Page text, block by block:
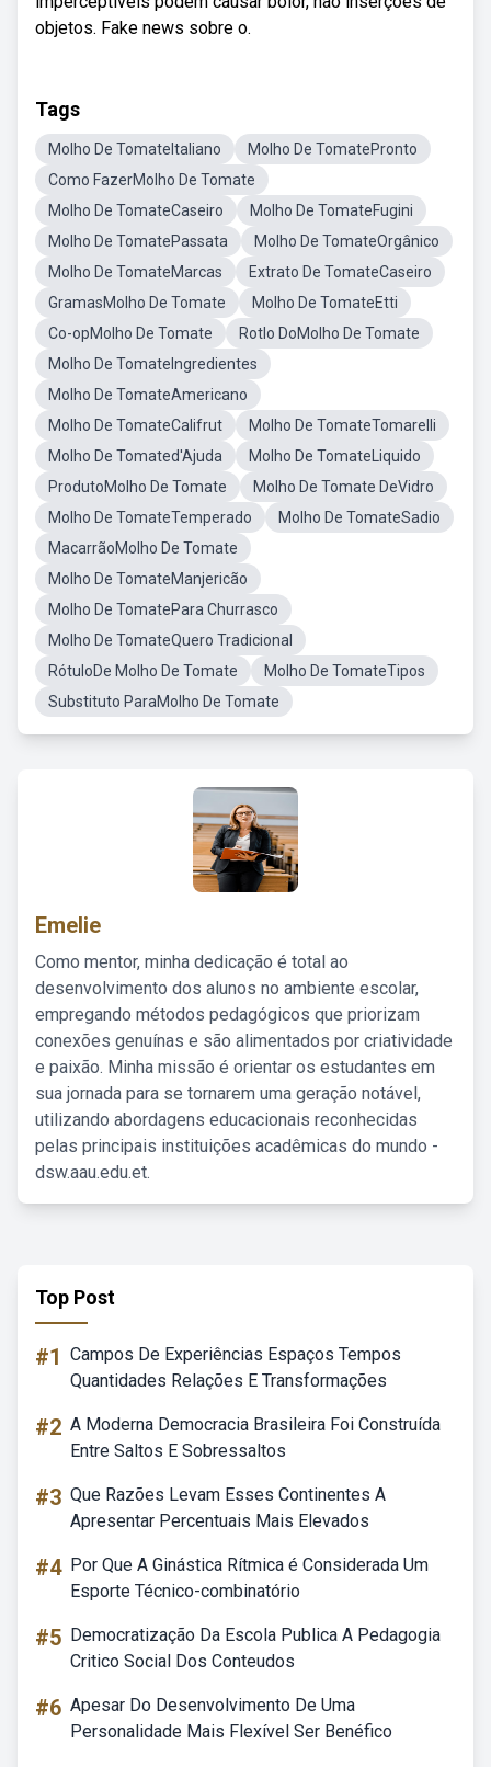
objetos. Fake news sobre o.
Tags
Molho De TomateItaliano
Molho De TomatePronto
Como FazerMolho De Tomate
Molho De TomateCaseiro
Molho De TomateFugini
Molho De TomatePassata
Molho De TomateOrgânico
Molho De TomateMarcas
Extrato De TomateCaseiro
GramasMolho De Tomate
Molho De TomateEtti
Co-opMolho De Tomate
Rotlo DoMolho De Tomate
Molho De TomateIngredientes
Molho De TomateAmericano
Molho De TomateCalifrut
Molho De TomateTomarelli
Molho De Tomated'Ajuda
Molho De TomateLiquido
ProdutoMolho De Tomate
Molho De Tomate DeVidro
Molho De TomateTemperado
Molho De TomateSadio
MacarrãoMolho De Tomate
Molho De TomateManjericão
Molho De TomatePara Churrasco
Molho De TomateQuero Tradicional
RótuloDe Molho De Tomate
Molho De TomateTipos
Substituto ParaMolho De Tomate
Emelie
Como mentor, minha dedicação é total ao
desenvolvimento dos alunos no ambiente escolar,
empregando métodos pedagógicos que priorizam
conexões genuínas e são alimentados por criatividade
e paixão. Minha missão é orientar os estudantes em
sua jornada para se tornarem uma geração notável,
utilizando abordagens educacionais reconhecidas
pelas principais instituições acadêmicas do mundo -
dsw.aau.edu.et.
Top Post
#1 Campos De Experiências Espaços Tempos
Quantidades Relações E Transformações
#2 A Moderna Democracia Brasileira Foi Construída
Entre Saltos E Sobressaltos
#3 Que Razões Levam Esses Continentes A
Apresentar Percentuais Mais Elevados
#4 Por Que A Ginástica Rítmica é Considerada Um
Esporte Técnico-combinatório
#5 Democratização Da Escola Publica A Pedagogia
Critico Social Dos Conteudos
#6 Apesar Do Desenvolvimento De Uma
Personalidade Mais Flexível Ser Benéfico